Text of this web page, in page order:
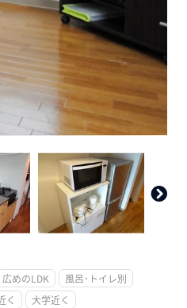
広めのLDK
風呂･トイレ別
く 大学近く